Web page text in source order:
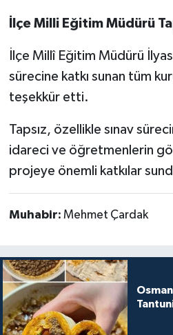
İlçe Milli Eğitim Müdürü
İlçe Millî Eğitim Müdürü
sürecine katkı sunan tüm
teşekkür etti.
Tapsız, özellikle sınav
idareci ve öğretmenlerin
projeye önemli katkılar
Muhabir: Mehmet Çardak